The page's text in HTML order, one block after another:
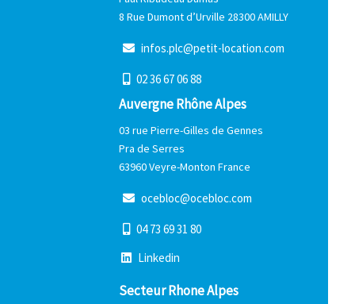
8 Rue Dumont d’Urville 28300 AMILLY
infos.plc@petit-location.com
0236670688
Auvergne Rhône Alpes
03 rue Pierre-Gilles de Gennes
Pra de Serres
63960 Veyre-Monton France
ocebloc@ocebloc.com
04 73 6931 80
Linkedin
Secteur Rhone Alpes